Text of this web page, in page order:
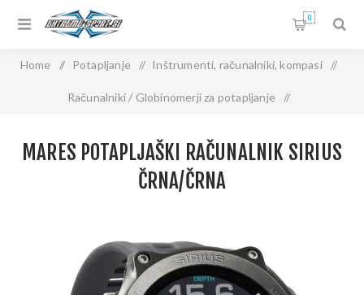
0
Home / Potapljanje / Inštrumenti, računalniki, kompasi /
Računalniki / Globinomerji za potapljanje /
MARES POTAPLJAŠKI RAČUNALNIK SIRIUS
ČRNA/ČRNA